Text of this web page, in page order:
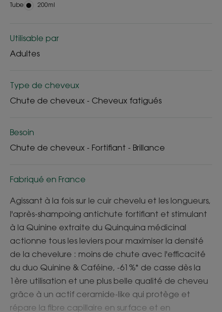
Tube Tube
200ml
Utilisable par
Adultes
Type de cheveux
Chute de cheveux - Cheveux fatigués
Besoin
Chute de cheveux - Fortifiant - Brillance
Fabriqué en France
Agissant à la fois sur le cuir chevelu et les longueurs,
l'après-shampoing antichute fortifiant et stimulant
à la Quinine extraite du Quinquina médicinal
actionne tous les leviers pour maximiser la densité
de la chevelure : moins de chute avec l'efficacité
du duo Quinine & Caféine, -61%* de casse dès la
1ère utilisation et une plus belle qualité de cheveu
grâce à un actif ceramide-like qui protège et
répare la fibre capillaire en surface et en